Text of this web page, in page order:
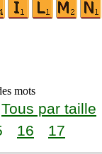
mots
Tous par taille
16 17